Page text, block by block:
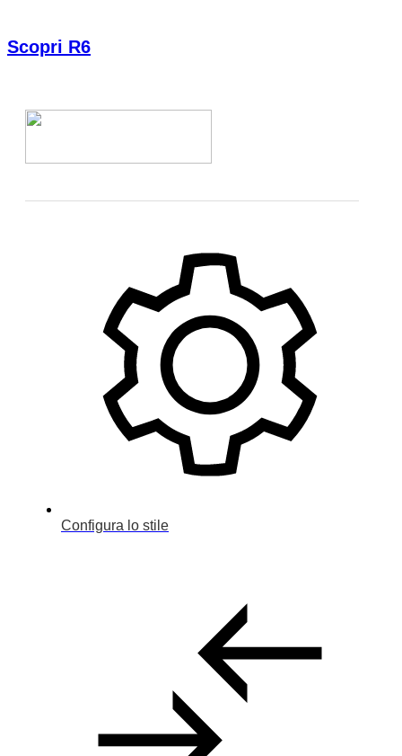
Scopri R6
Configura lo stile